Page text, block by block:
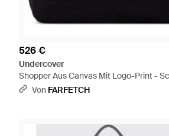
526 €
Undercover
Shopper Aus Canvas Mit Logo-Print -
Von FARFETCH